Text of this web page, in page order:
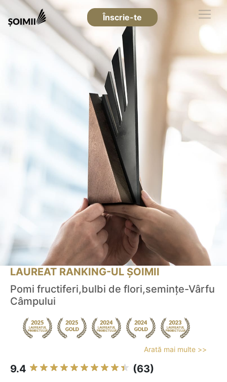
Înscrie-te
LAUREAT RANKING-UL ȘOIMII
Pomi fructiferi,bulbi de flori,semințe-Vârfu
Câmpului
Arată mai multe >>
9.4 (63)